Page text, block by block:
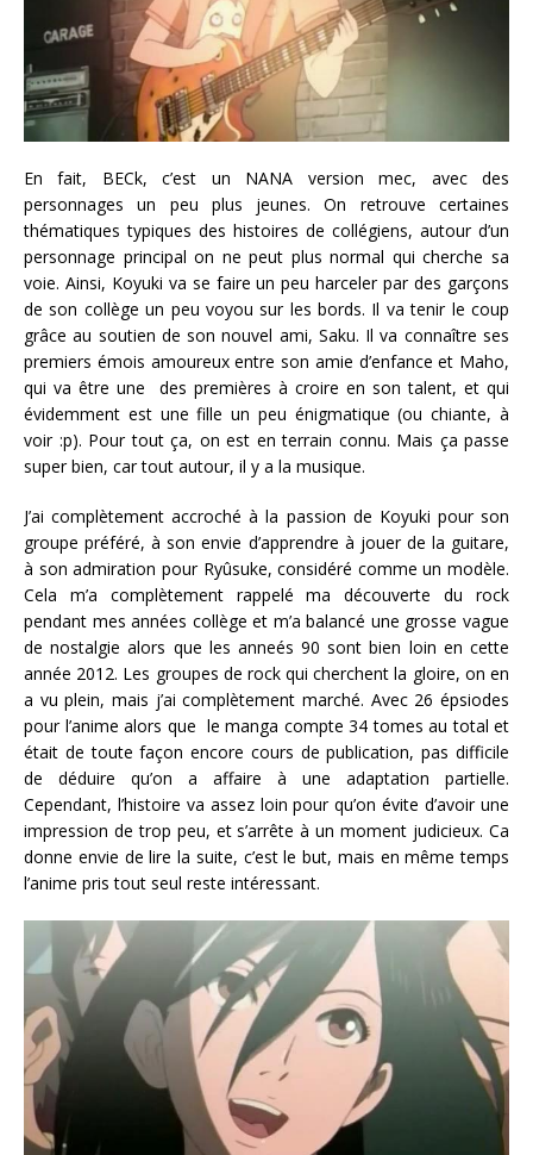
En fait, BECk, c’est un NANA version mec, avec des
personnages un peu plus jeunes. On retrouve certaines
thématiques typiques des histoires de collégiens, autour d’un
personnage principal on ne peut plus normal qui cherche sa
voie. Ainsi, Koyuki va se faire un peu harceler par des garçons
de son collège un peu voyou sur les bords. Il va tenir le coup
grâce au soutien de son nouvel ami, Saku. Il va connaître ses
premiers émois amoureux entre son amie d’enfance et Maho,
qui va être une des premières à croire en son talent, et qui
évidemment est une fille un peu énigmatique (ou chiante, à
voir :p). Pour tout ça, on est en terrain connu. Mais ça passe
super bien, car tout autour, il y a la musique.
J’ai complètement accroché à la passion de Koyuki pour son
groupe préféré, à son envie d’apprendre à jouer de la guitare,
à son admiration pour Ryûsuke, considéré comme un modèle.
Cela m’a complètement rappelé ma découverte du rock
pendant mes années collège et m’a balancé une grosse vague
de nostalgie alors que les anneés 90 sont bien loin en cette
année 2012. Les groupes de rock qui cherchent la gloire, on en
a vu plein, mais j’ai complètement marché. Avec 26 épsiodes
pour l’anime alors que le manga compte 34 tomes au total et
était de toute façon encore cours de publication, pas difficile
de déduire qu’on a affaire à une adaptation partielle.
Cependant, l’histoire va assez loin pour qu’on évite d’avoir une
impression de trop peu, et s’arrête à un moment judicieux. Ca
donne envie de lire la suite, c’est le but, mais en même temps
l’anime pris tout seul reste intéressant.